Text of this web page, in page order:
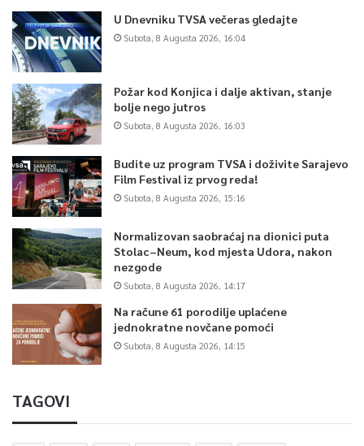
U Dnevniku TVSA večeras gledajte
Subota, 8 Augusta 2026, 16:04
Požar kod Konjica i dalje aktivan, stanje
bolje nego jutros
Subota, 8 Augusta 2026, 16:03
Budite uz program TVSA i doživite Sarajevo
Film Festival iz prvog reda!
Subota, 8 Augusta 2026, 15:16
Normalizovan saobraćaj na dionici puta
Stolac–Neum, kod mjesta Udora, nakon
nezgode
Subota, 8 Augusta 2026, 14:17
Na račune 61 porodilje uplaćene
jednokratne novčane pomoći
Subota, 8 Augusta 2026, 14:15
TAGOVI